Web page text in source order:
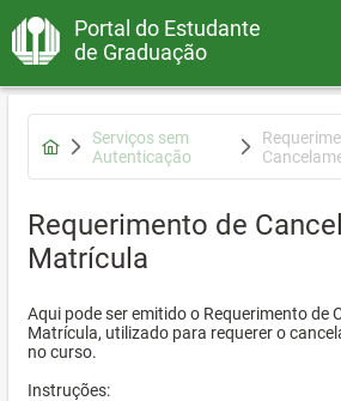
Portal do Estudante
de Graduação
Serviços sem
Autenticação
Requerimento de
Matrícula
Aqui pode ser emitido o Requerimento de
Matrícula, utilizado para requerer o
no curso.
Instruções: